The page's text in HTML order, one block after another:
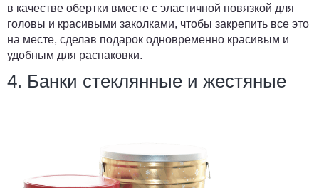
в качестве обертки вместе с эластичной повязкой для
головы и красивыми заколками, чтобы закрепить все это
на месте, сделав подарок одновременно красивым и
удобным для распаковки.
4. Банки стеклянные и жестяные